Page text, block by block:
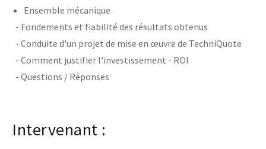
Ensemble mécanique
- Fondements et fiabilité des résultats obtenus
- Conduite d'un projet de mise en œuvre de TechniQuote
- Comment justifier l'investissement - ROI
- Questions / Réponses
Intervenant :